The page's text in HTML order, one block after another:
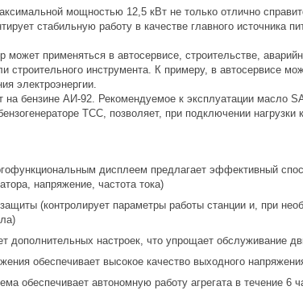
мощностью 12,5 кВт не только отлично
стабильную работу в качестве главного источника
может применяться в автосервисе, строительстве,
строительного инструмента. К примеру, в автосервисе
электроэнергии.
на бензине АИ-92. Рекомендуемое к эксплуатации масло
ТСС, позволяет, при подключении
дисплеем предлагает эффективный
напряжение, частота тока)
(контролирует параметры работы станции и, при
настроек, что упрощает обслуживание
обеспечивает высокое качество выходного
автономную работу агрегата в течение 6